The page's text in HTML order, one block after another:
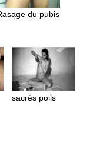
du pubis
sacrés poils